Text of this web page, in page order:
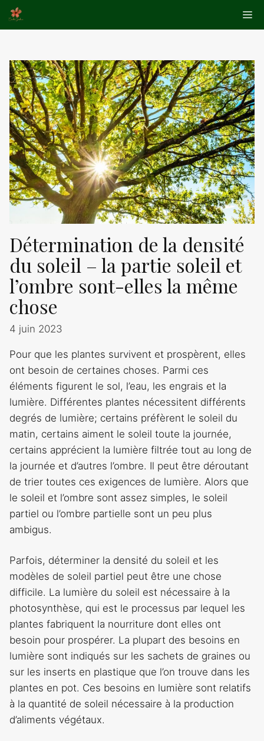
Aller
au
Détermination de la densité
du soleil – la partie soleil et
l’ombre sont-elles la même
chose
4 juin 2023
Pour que les plantes survivent et prospèrent, elles
ont besoin de certaines choses. Parmi ces
éléments figurent le sol, l’eau, les engrais et la
lumière. Différentes plantes nécessitent différents
degrés de lumière; certains préfèrent le soleil du
matin, certains aiment le soleil toute la journée,
certains apprécient la lumière filtrée tout au long de
la journée et d’autres l’ombre. Il peut être déroutant
de trier toutes ces exigences de lumière. Alors que
le soleil et l’ombre sont assez simples, le soleil
partiel ou l’ombre partielle sont un peu plus
ambigus.
Parfois, déterminer la densité du soleil et les
modèles de soleil partiel peut être une chose
difficile. La lumière du soleil est nécessaire à la
photosynthèse, qui est le processus par lequel les
plantes fabriquent la nourriture dont elles ont
besoin pour prospérer. La plupart des besoins en
lumière sont indiqués sur les sachets de graines ou
sur les inserts en plastique que l’on trouve dans les
plantes en pot. Ces besoins en lumière sont relatifs
à la quantité de soleil nécessaire à la production
d’aliments végétaux.